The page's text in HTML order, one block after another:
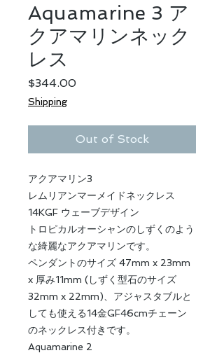
Aquamarine 3 ア
クアマリンネック
レス
$344.00Price
Shipping
Out of Stock
アクアマリン3
レムリアンマーメイドネックレス
14KGF ウェーブデザイン
トロピカルオーシャンのしずくのよう
な綺麗なアクアマリンです。
ペンダントのサイズ 47mm x 23mm
x 厚み11mm (しずく型石のサイズ
32mm x 22mm)、アジャスタブルと
しても使える14金GF46cmチェーン
のネックレス付きです。
Aquamarine 2